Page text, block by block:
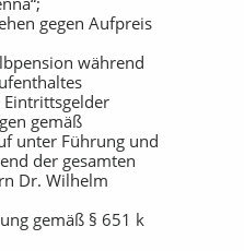
gegen Aufpreis
während
gemäß
unter Führung und
der gesamten
Dr. Wilhelm
gemäß § 651 k